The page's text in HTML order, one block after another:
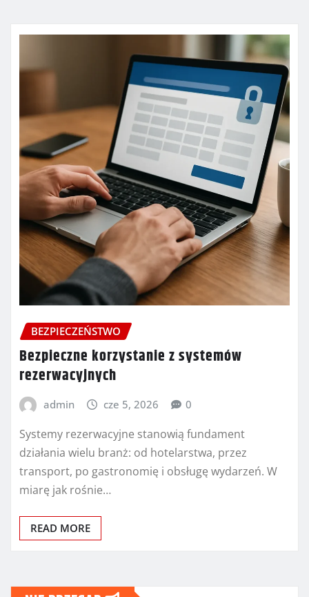
BEZPIECZEŃSTWO
Bezpieczne korzystanie z systemów
rezerwacyjnych
admin cze 5, 2026 0
Systemy rezerwacyjne stanowią fundament
działania wielu branż: od hotelarstwa, przez
transport, po gastronomię i obsługę wydarzeń. W
miarę jak rośnie…
READ MORE